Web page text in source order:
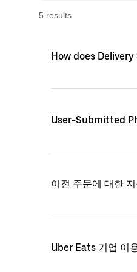
5 results
How does Delivery
User-Submitted
이전 주문에 대한
Uber Eats 기업 이